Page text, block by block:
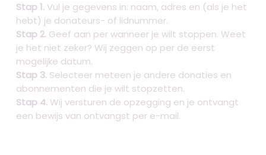
Stap 1. Vul je gegevens in: naam, adres en (als je het
hebt) je donateurs- of lidnummer.
Stap 2. Geef aan per wanneer je wilt stoppen. Weet
je het niet zeker? Wij zeggen op per de eerst
mogelijke datum.
Stap 3. Selecteer meteen je andere donaties en
abonnementen die je wilt stopzetten.
Stap 4. Wij versturen de opzegging en je ontvangt
een bewijs van ontvangst per e-mail.